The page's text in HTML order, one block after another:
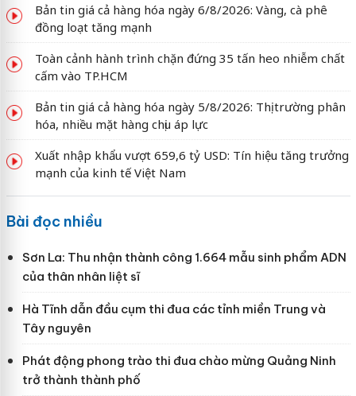
Bản tin giá cả hàng hóa ngày 6/8/2026: Vàng, cà phê
đồng loạt tăng mạnh
Toàn cảnh hành trình chặn đứng 35 tấn heo nhiễm chất
cấm vào TP.HCM
Bản tin giá cả hàng hóa ngày 5/8/2026: Thị trường phân
hóa, nhiều mặt hàng chịu áp lực
Xuất nhập khẩu vượt 659,6 tỷ USD: Tín hiệu tăng trưởng
mạnh của kinh tế Việt Nam
Bài đọc nhiều
Sơn La: Thu nhận thành công 1.664 mẫu sinh phẩm ADN
của thân nhân liệt sĩ
Hà Tĩnh dẫn đầu cụm thi đua các tỉnh miền Trung và
Tây nguyên
Phát động phong trào thi đua chào mừng Quảng Ninh
trở thành thành phố